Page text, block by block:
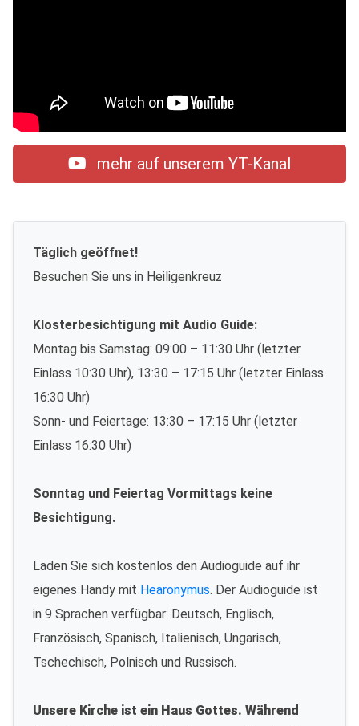
mehr auf unserem YT-Kanal
Täglich geöffnet!
Besuchen Sie uns in Heiligenkreuz
Klosterbesichtigung mit Audio Guide:
Montag bis Samstag: 09:00 – 11:30 Uhr (letzter
Einlass 10:30 Uhr), 13:30 – 17:15 Uhr (letzter Einlass
16:30 Uhr)
Sonn- und Feiertage: 13:30 – 17:15 Uhr (letzter
Einlass 16:30 Uhr)
Sonntag und Feiertag Vormittags keine
Besichtigung.
Laden Sie sich kostenlos den Audioguide auf ihr
eigenes Handy mit Hearonymus. Der Audioguide ist
in 9 Sprachen verfügbar: Deutsch, Englisch,
Französisch, Spanisch, Italienisch, Ungarisch,
Tschechisch, Polnisch und Russisch.
Unsere Kirche ist ein Haus Gottes. Während